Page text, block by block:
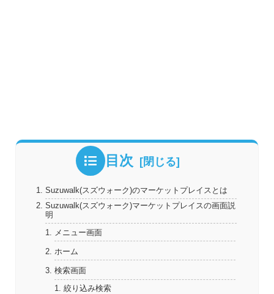
目次
Suzuwalk(スズウォーク)のマーケットプレイスとは
Suzuwalk(スズウォーク)マーケットプレイスの画面説
明
メニュー画面
ホーム
検索画面
絞り込み検索